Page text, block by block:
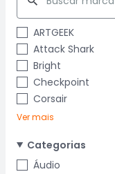
ARTGEEK
Attack Shark
Bright
Checkpoint
Corsair
Ver mais
Categorias
Áudio